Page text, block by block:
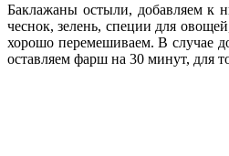
Баклажаны остыли, добавляем к
чеснок, зелень, специи для
хорошо перемешиваем. В случае
оставляем фарш на 30 минут, для